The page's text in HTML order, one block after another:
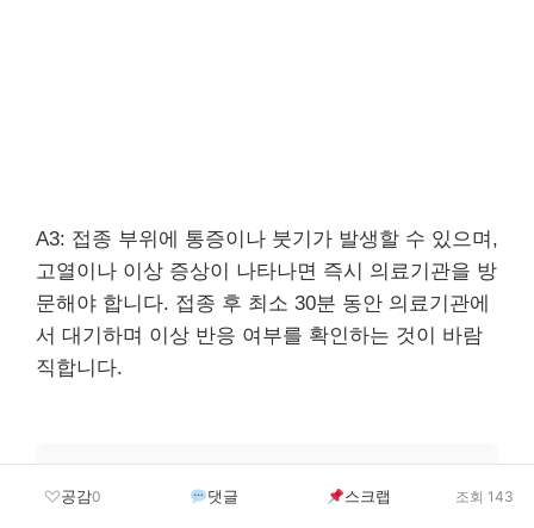
A3: 접종 부위에 통증이나 붓기가 발생할 수 있으며,
고열이나 이상 증상이 나타나면 즉시 의료기관을 방
문해야 합니다. 접종 후 최소 30분 동안 의료기관에
서 대기하며 이상 반응 여부를 확인하는 것이 바람
직합니다.
Copyright © 2025. All rights reserved.
공감0 댓글 스크랩 조회 143